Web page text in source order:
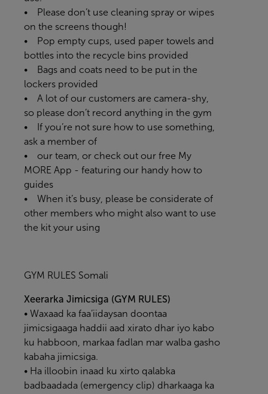
• Please don’t use cleaning spray or wipes
on the screens though!
• Pop empty cups, used paper towels and
bottles into the recycle bins provided
• Bags and coats need to be put in the
lockers provided
• A lot of our customers are camera-shy,
so please don’t record anything in the gym
• If you’re not sure how to use something,
ask a member of
• our team, or check out our free My
MORE App - featuring our handy how to
guides
• When it’s busy, please be considerate of
other members who might also want to use
the kit your using
GYM RULES Somali
Xeerarka Jimicsiga (GYM RULES)
• Waxaad ka faa’iidaysan doontaa
jimicsigaaga haddii aad xirato dhar iyo kabo
ku habboon, markaa fadlan mar walba gasho
kabaha jimicsiga.
• Ha illoobin inaad ku xirto qalabka
badbaadada (emergency clip) dharkaaga ka